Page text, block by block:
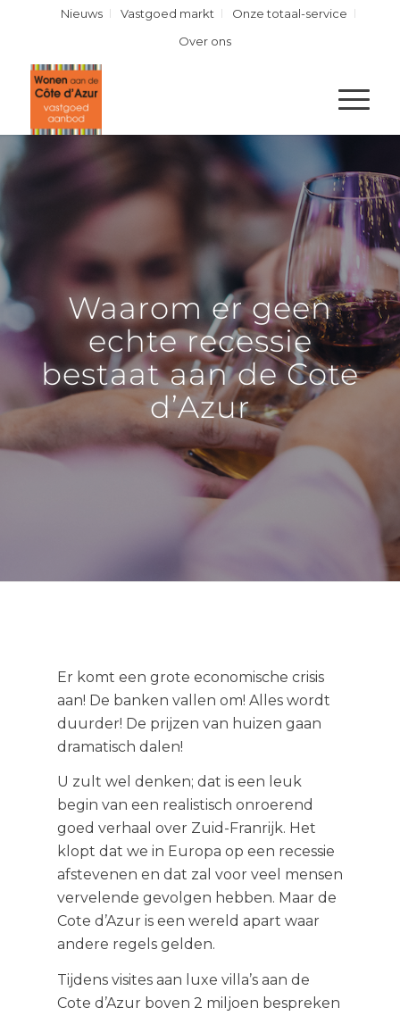
Nieuws Vastgoed markt
Onze totaal-service
Over ons
Waarom er geen
echte recessie
bestaat aan de Cote
d’Azur
Er komt een grote economische crisis
aan! De banken vallen om! Alles wordt
duurder! De prijzen van huizen gaan
dramatisch dalen!
U zult wel denken; dat is een leuk
begin van een realistisch onroerend
goed verhaal over Zuid-Franrijk. Het
klopt dat we in Europa op een recessie
afstevenen en dat zal voor veel mensen
vervelende gevolgen hebben. Maar de
Cote d’Azur is een wereld apart waar
andere regels gelden.
Tijdens visites aan luxe villa’s aan de
Cote d’Azur boven 2 miljoen bespreken